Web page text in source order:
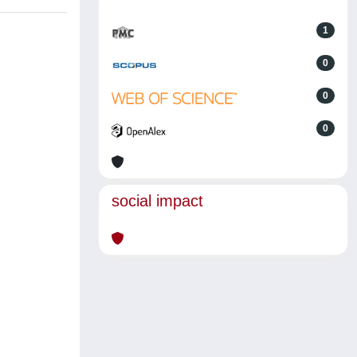
1
0
0
0
social impact